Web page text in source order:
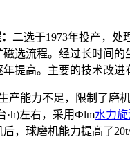
二选于1973年投产，处
选流程。经过长时间的
提高。主要的技术改进
产能力不足，限制了磨
·h)左右，采用Фlm水力
，球磨机能力提髙了